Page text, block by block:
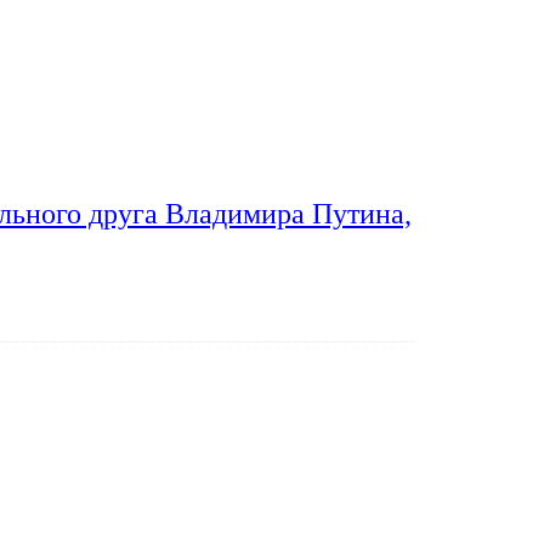
друга Владимира Путина,